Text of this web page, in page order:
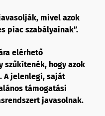
mivel azok
piac szabályainak”.
elérhető
szűkítenék, hogy azok
A jelenlegi, saját
támogatási
javasolnak.